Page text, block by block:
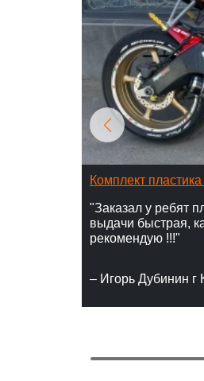
Комплект
"Заказал у ребят
выдачи быстрая,
рекомендую !!!"
– Игорь Дубинин г